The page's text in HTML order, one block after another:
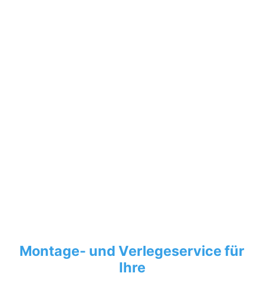
Montage- und Verlegeservice für
Ihre